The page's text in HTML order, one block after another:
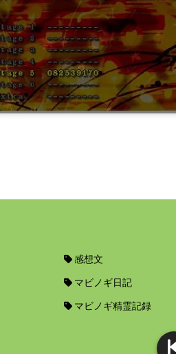
カムイコタン ED3つまで
11年前
感想文
マビノギ日記
マビノギ精霊記録